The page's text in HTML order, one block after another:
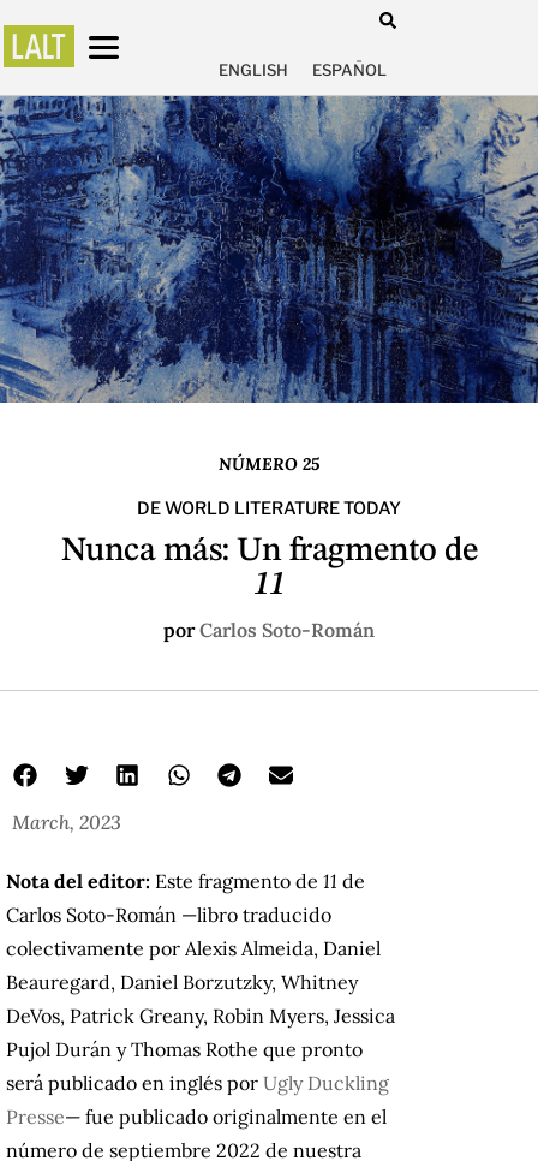
ENGLISH ESPAÑOL
NÚMERO 25
DE WORLD LITERATURE TODAY
Nunca más: Un fragmento de
11
porCarlos Soto-Román
March, 2023
Nota del editor: Este fragmento de 11 de
Carlos Soto-Román —libro traducido
colectivamente por Alexis Almeida, Daniel
Beauregard, Daniel Borzutzky, Whitney
DeVos, Patrick Greany, Robin Myers, Jessica
Pujol Durán y Thomas Rothe que pronto
será publicado en inglés por Ugly Duckling
Presse— fue publicado originalmente en el
número de septiembre 2022 de nuestra